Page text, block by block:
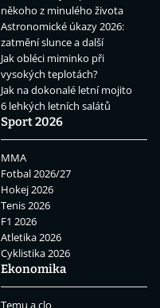
někoho z minulého života
Astronomické úkazy 2026:
zatmění slunce a další
Jak obléci miminko při
vysokých teplotách?
Jak na dokonalé letní mojito
6 lehkých letních salátů
Sport 2026
MMA
Fotbal 2026/27
Hokej 2026
Tenis 2026
F1 2026
Atletika 2026
Cyklistika 2026
Ekonomika
Temu a clo